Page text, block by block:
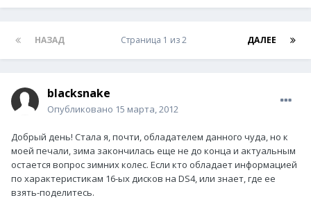
НАЗАД ДАЛЕЕ
Страница 1 из 2
blacksnake
Опубликовано 15 марта, 2012
Добрый день! Стала я, почти, обладателем данного чуда, но к
моей печали, зима закончилась еще не до конца и актуальным
остается вопрос зимних колес. Если кто обладает информацией
по характеристикам 16-ых дисков на DS4, или знает, где ее
взять-поделитесь.